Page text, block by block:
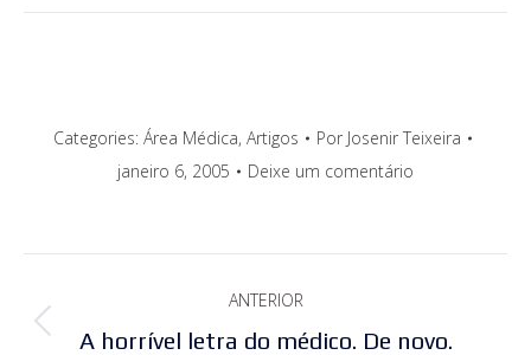
Categories: Área Médica, Artigos Por Josenir Teixeira
janeiro 6, 2005
Deixe um comentário
de
ANTERIOR
Post
A horrível letra do médico. De novo.